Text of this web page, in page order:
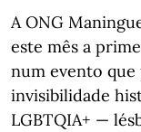
A ONG
este mês a
num evento
invisibilidade
LGBTQIA+ —